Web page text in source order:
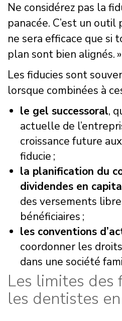
Ne considérez pas la
panacée. C’est un outil
ne sera efficace que si
plan sont bien alignés. »
Les fiducies sont
lorsque combinées à
le gel successoral,
actuelle de
croissance future
fiducie ;
la planification du
dividendes en
des versements
bénéficiaires ;
les conventions
coordonner les
dans une société
Les limites des
les dentistes